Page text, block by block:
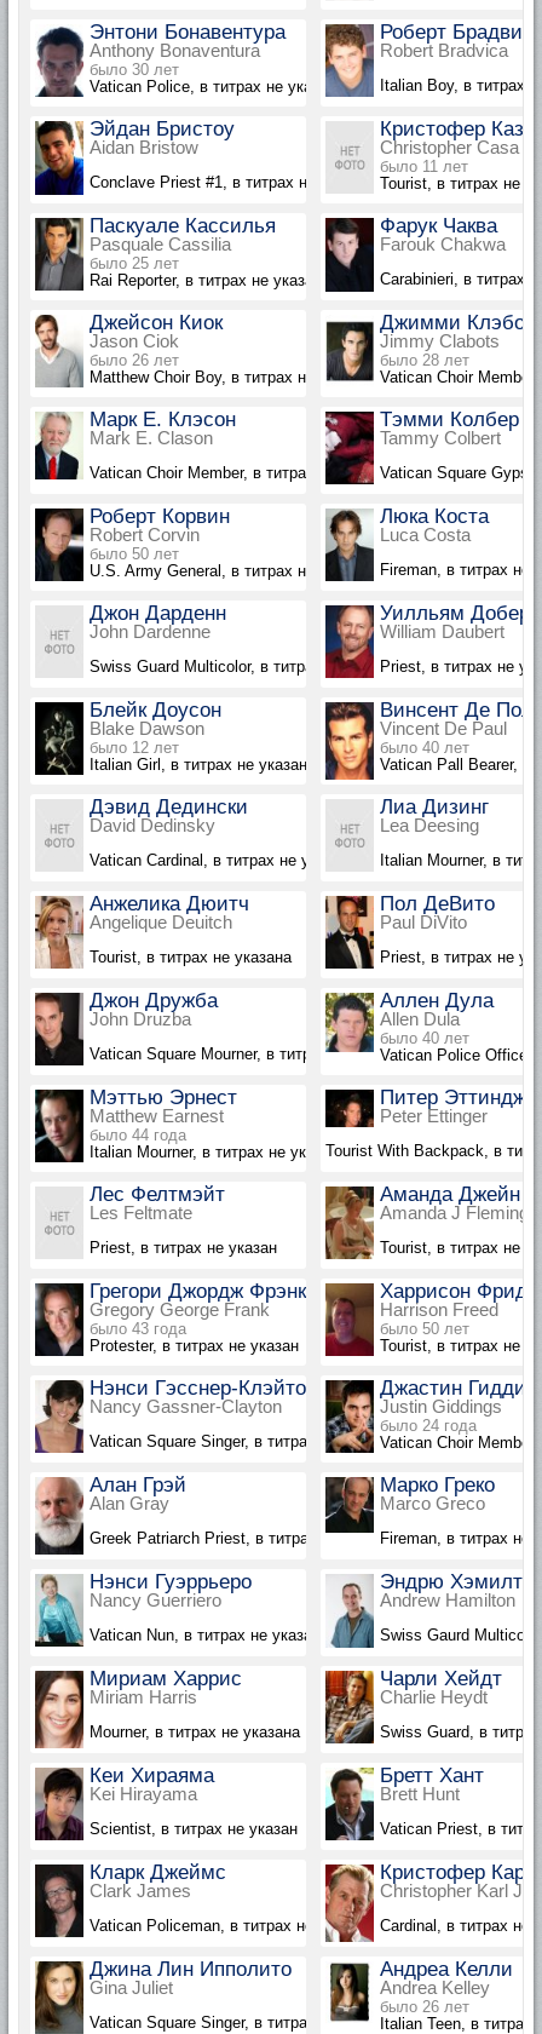
Энтони Бонавентура
Anthony Bonaventura
было 30 лет
Vatican Police, в титрах не указан
Роберт Брадвика
Robert Bradvica
Italian Boy, в титрах
Эйдан Бристоу
Aidan Bristow
Conclave Priest #1, в титрах не указан
Кристофер Каза
Christopher Casa
было 11 лет
Tourist, в титрах не
Паскуале Кассилья
Pasquale Cassilia
было 25 лет
Rai Reporter, в титрах не указан
Фарук Чаква
Farouk Chakwa
Carabinieri, в титрах
Джейсон Киок
Jason Ciok
было 26 лет
Matthew Choir Boy, в титрах не указан
Джимми
Jimmy Clabots
было 28 лет
Vatican Choir Member,
Марк Е. Клэсон
Mark E. Clason
Vatican Choir Member, в титрах не указан
Тэмми Колбер
Tammy Colbert
Vatican Square
Роберт Корвин
Robert Corvin
было 50 лет
U.S. Army General, в титрах не указан
Люка Коста
Luca Costa
Fireman, в титрах не
Джон Дарденн
John Dardenne
Swiss Guard Multicolor, в титрах не указан
Уилльям Доберт
William Daubert
Priest, в титрах не
Блейк Доусон
Blake Dawson
было 12 лет
Italian Girl, в титрах не указана
Винсент Де Пол
Vincent De Paul
было 40 лет
Vatican Pall Bearer, в
Дэвид Дедински
David Dedinsky
Vatican Cardinal, в титрах не указан
Лиа Дизинг
Lea Deesing
Italian Mourner, в
Анжелика Дюитч
Angelique Deuitch
Tourist, в титрах не указана
Пол ДеВито
Paul DiVito
Priest, в титрах не
Джон Дружба
John Druzba
Vatican Square Mourner, в титрах не указан
Аллен Дула
Allen Dula
было 40 лет
Vatican Police Officer,
Мэттью Эрнест
Matthew Earnest
было 44 года
Italian Mourner, в титрах не указан
Питер
Peter Ettinger
Tourist With Backpack, в
Лес Фелтмэйт
Les Feltmate
Priest, в титрах не указан
Аманда Джейн
Amanda J Fleming
Tourist, в титрах не
Грегори Джордж Фрэнк
Gregory George Frank
было 43 года
Protester, в титрах не указан
Харрисон Фрид
Harrison Freed
было 50 лет
Tourist, в титрах не
Нэнси Гэсснер-Клэйтон
Nancy Gassner-Clayton
Vatican Square Singer, в титрах не указана
Джастин
Justin Giddings
было 24 года
Vatican Choir Member,
Алан Грэй
Alan Gray
Greek Patriarch Priest, в титрах не указан
Марко Греко
Marco Greco
Fireman, в титрах не
Нэнси Гуэррьеро
Nancy Guerriero
Vatican Nun, в титрах не указана
Эндрю
Andrew Hamilton
Swiss Gaurd
Мириам Харрис
Miriam Harris
Mourner, в титрах не указана
Чарли Хейдт
Charlie Heydt
Swiss Guard, в
Кеи Хираяма
Kei Hirayama
Scientist, в титрах не указан
Бретт Хант
Brett Hunt
Vatican Priest, в
Кларк Джеймс
Clark James
Vatican Policeman, в титрах не указан
Кристофер
Christopher Karl
Cardinal, в титрах не
Джина Лин Ипполито
Gina Juliet
Vatican Square Singer, в титрах не указана
Андреа Келли
Andrea Kelley
было 26 лет
Italian Teen, в титрах